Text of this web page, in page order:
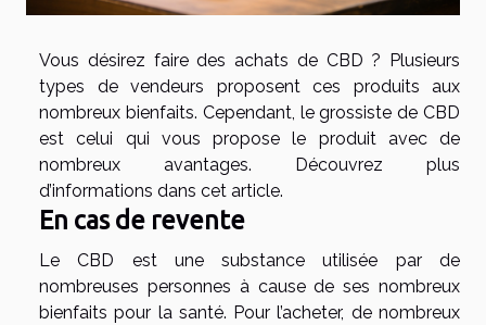
Vous désirez faire des achats de CBD ? Plusieurs
types de vendeurs proposent ces produits aux
nombreux bienfaits. Cependant, le grossiste de CBD
est celui qui vous propose le produit avec de
nombreux avantages. Découvrez plus
d’informations dans cet article.
En cas de revente
Le CBD est une substance utilisée par de
nombreuses personnes à cause de ses nombreux
bienfaits pour la santé. Pour l’acheter, de nombreux